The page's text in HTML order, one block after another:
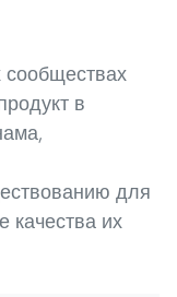
в
для
качества их